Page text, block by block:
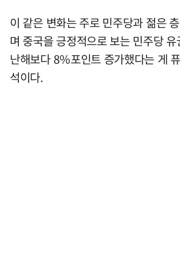
이 같은 변화는 주로 민주당과 젊은
며 중국을 긍정적으로 보는 민주당
난해보다 8%포인트 증가했다는 게
석이다.